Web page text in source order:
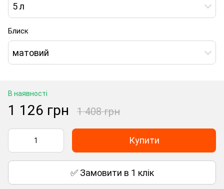
5 л
Блиск
матовий
В наявності
1 126 грн 1 408 грн
Купити
✅ Замовити в 1 клік